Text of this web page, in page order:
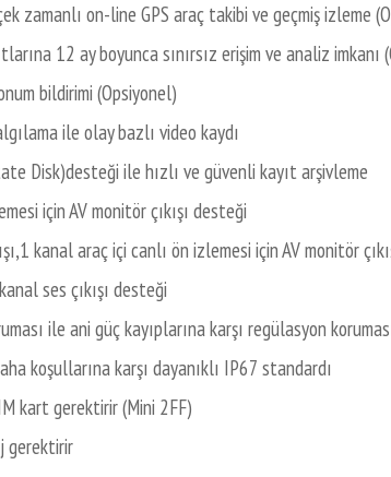
zamanlı on-line GPS araç takibi ve geçmiş izleme
12 ay boyunca sınırsız erişim ve analiz imkanı
bildirimi (Opsiyonel)
ile olay bazlı video kaydı
Disk)desteği ile hızlı ve güvenli kayıt arşivleme
için AV monitör çıkışı desteği
kanal araç içi canlı ön izlemesi için AV monitör
ses çıkışı desteği
ile ani güç kayıplarına karşı regülasyon
koşullarına karşı dayanıklı IP67 standardı
kart gerektirir (Mini 2FF)
gerektirir